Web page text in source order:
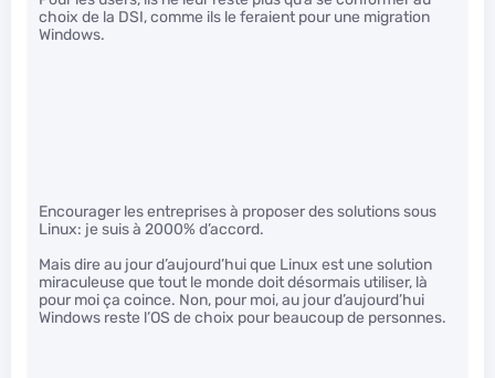
choix de la DSI, comme ils le feraient pour une migration
Windows.
Encourager les entreprises à proposer des solutions sous
Linux: je suis à 2000% d’accord.
Mais dire au jour d’aujourd’hui que Linux est une solution
miraculeuse que tout le monde doit désormais utiliser, là
pour moi ça coince. Non, pour moi, au jour d’aujourd’hui
Windows reste l’OS de choix pour beaucoup de personnes.